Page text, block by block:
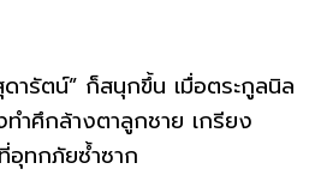
ารัตน์” ก็สนุกขึ้น เมื่อตระกูลนิล
ำศึกล้างตาลูกชาย เกรียง
ทกภัยซ้ำซาก